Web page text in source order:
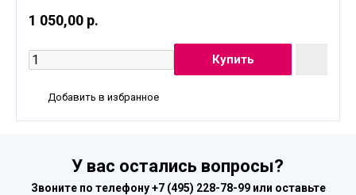
1 050,00 р.
Добавить в избранное
У вас остались вопросы?
Звоните по телефону+7 (495) 228-78-99или оставьте